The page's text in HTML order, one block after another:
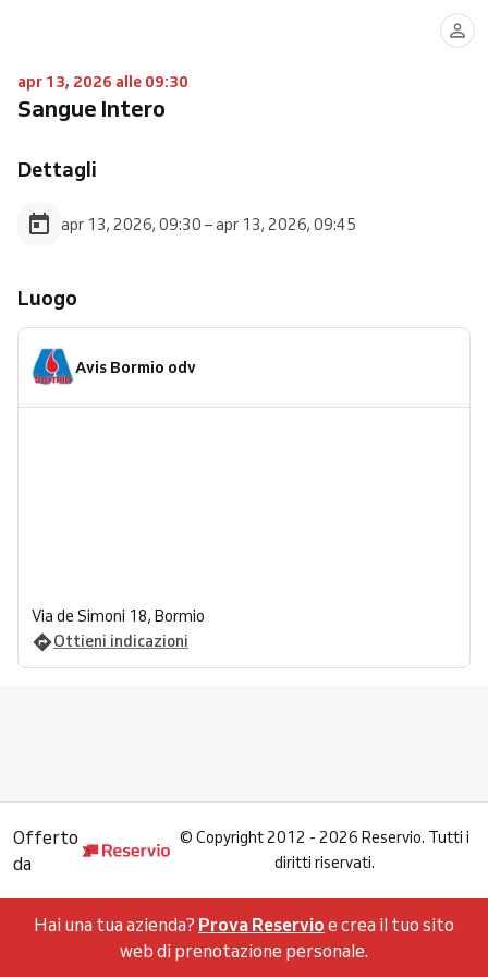
apr 13, 2026 alle 09:30
Sangue Intero
Dettagli
apr 13, 2026, 09:30 – apr 13, 2026, 09:45
Luogo
Avis Bormio odv
Via de Simoni 18, Bormio
Ottieni indicazioni
Offerto
da
© Copyright 2012 - 2026 Reservio. Tutti i
diritti riservati.
Hai una tua azienda? Prova Reservio e crea il tuo sito
web di prenotazione personale.